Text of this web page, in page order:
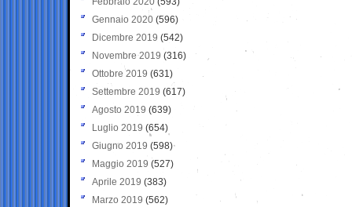
Gennaio 2020 (596)
Dicembre 2019 (542)
Novembre 2019 (316)
Ottobre 2019 (631)
Settembre 2019 (617)
Agosto 2019 (639)
Luglio 2019 (654)
Giugno 2019 (598)
Maggio 2019 (527)
Aprile 2019 (383)
Marzo 2019 (562)